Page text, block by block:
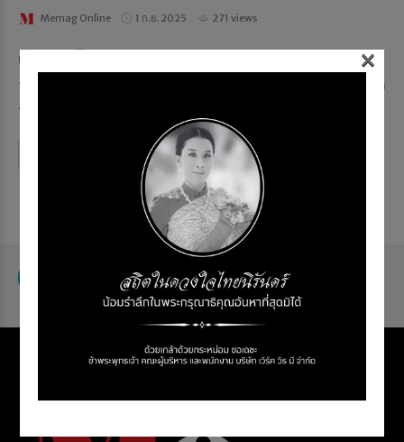
Memag Online 1 ก.ย. 2025 271 views
เมื่อเร็วๆ นี้ คุณอัจฉรา เจริญพร (คนขวา) ผู้ช่วยกรรมการผู้
จัดการอาวุโส สายงานพัฒนาความยั่งยืนองค์กร บมจ.ทางยก
ระดับดอนเมือง หรือ DMT รับมอบเกียรติบัตรโครงการ...
Continue reading
×